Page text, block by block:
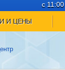
с
И ЦЕНЫ